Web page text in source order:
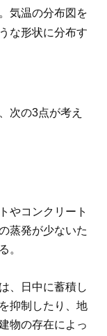
気温の分布図を
な形状に分布す
次の3点が考え
やコンクリート
蒸発が少ないた
。
、日中に蓄積し
抑制したり、地
物の存在によっ